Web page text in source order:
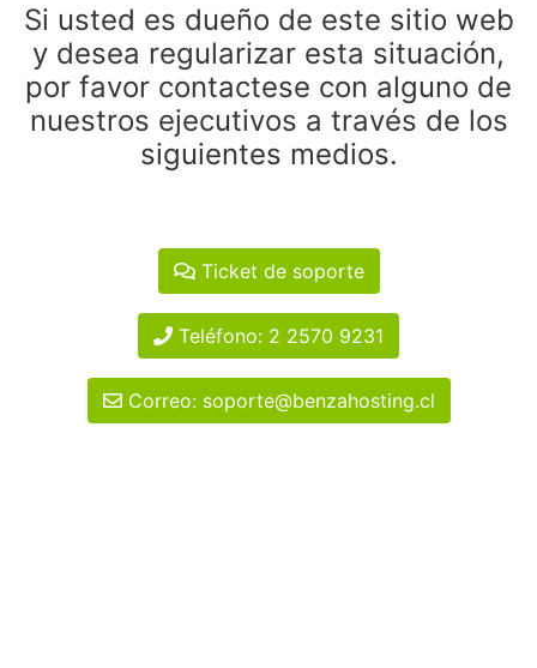
Si usted es dueño de este sitio web
y desea regularizar esta situación,
por favor contactese con alguno de
nuestros ejecutivos a través de los
siguientes medios.
Ticket de soporte
Teléfono: 2 2570 9231
Correo: soporte@benzahosting.cl